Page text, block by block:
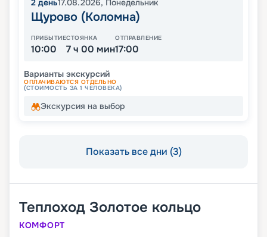
2 день17.08.2026, Понедельник
Щурово (Коломна)
ПРИБЫТИЕ
10:00
СТОЯНКА
7 ч 00 мин
ОТПРАВЛЕНИЕ
17:00
Варианты экскурсий
ОПЛАЧИВАЮТСЯ ОТДЕЛЬНО
(СТОИМОСТЬ ЗА 1 ЧЕЛОВЕКА)
Экскурсия на выбор
Показать все дни (3)
Теплоход Золотое кольцо
КОМФОРТ